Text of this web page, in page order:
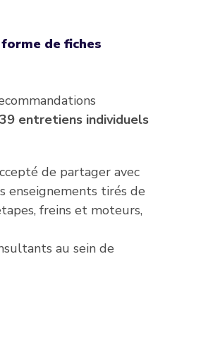
de fiches
39 entretiens individuels
de partager avec
enseignements tirés de
freins et moteurs,
au sein de